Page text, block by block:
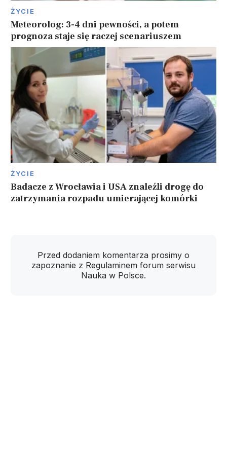
ŻYCIE
Meteorolog: 3-4 dni pewności, a potem
prognoza staje się raczej scenariuszem
ŻYCIE
Badacze z Wrocławia i USA znaleźli drogę do
zatrzymania rozpadu umierającej komórki
Przed dodaniem komentarza prosimy o
zapoznanie z Regulaminem forum serwisu
Nauka w Polsce.